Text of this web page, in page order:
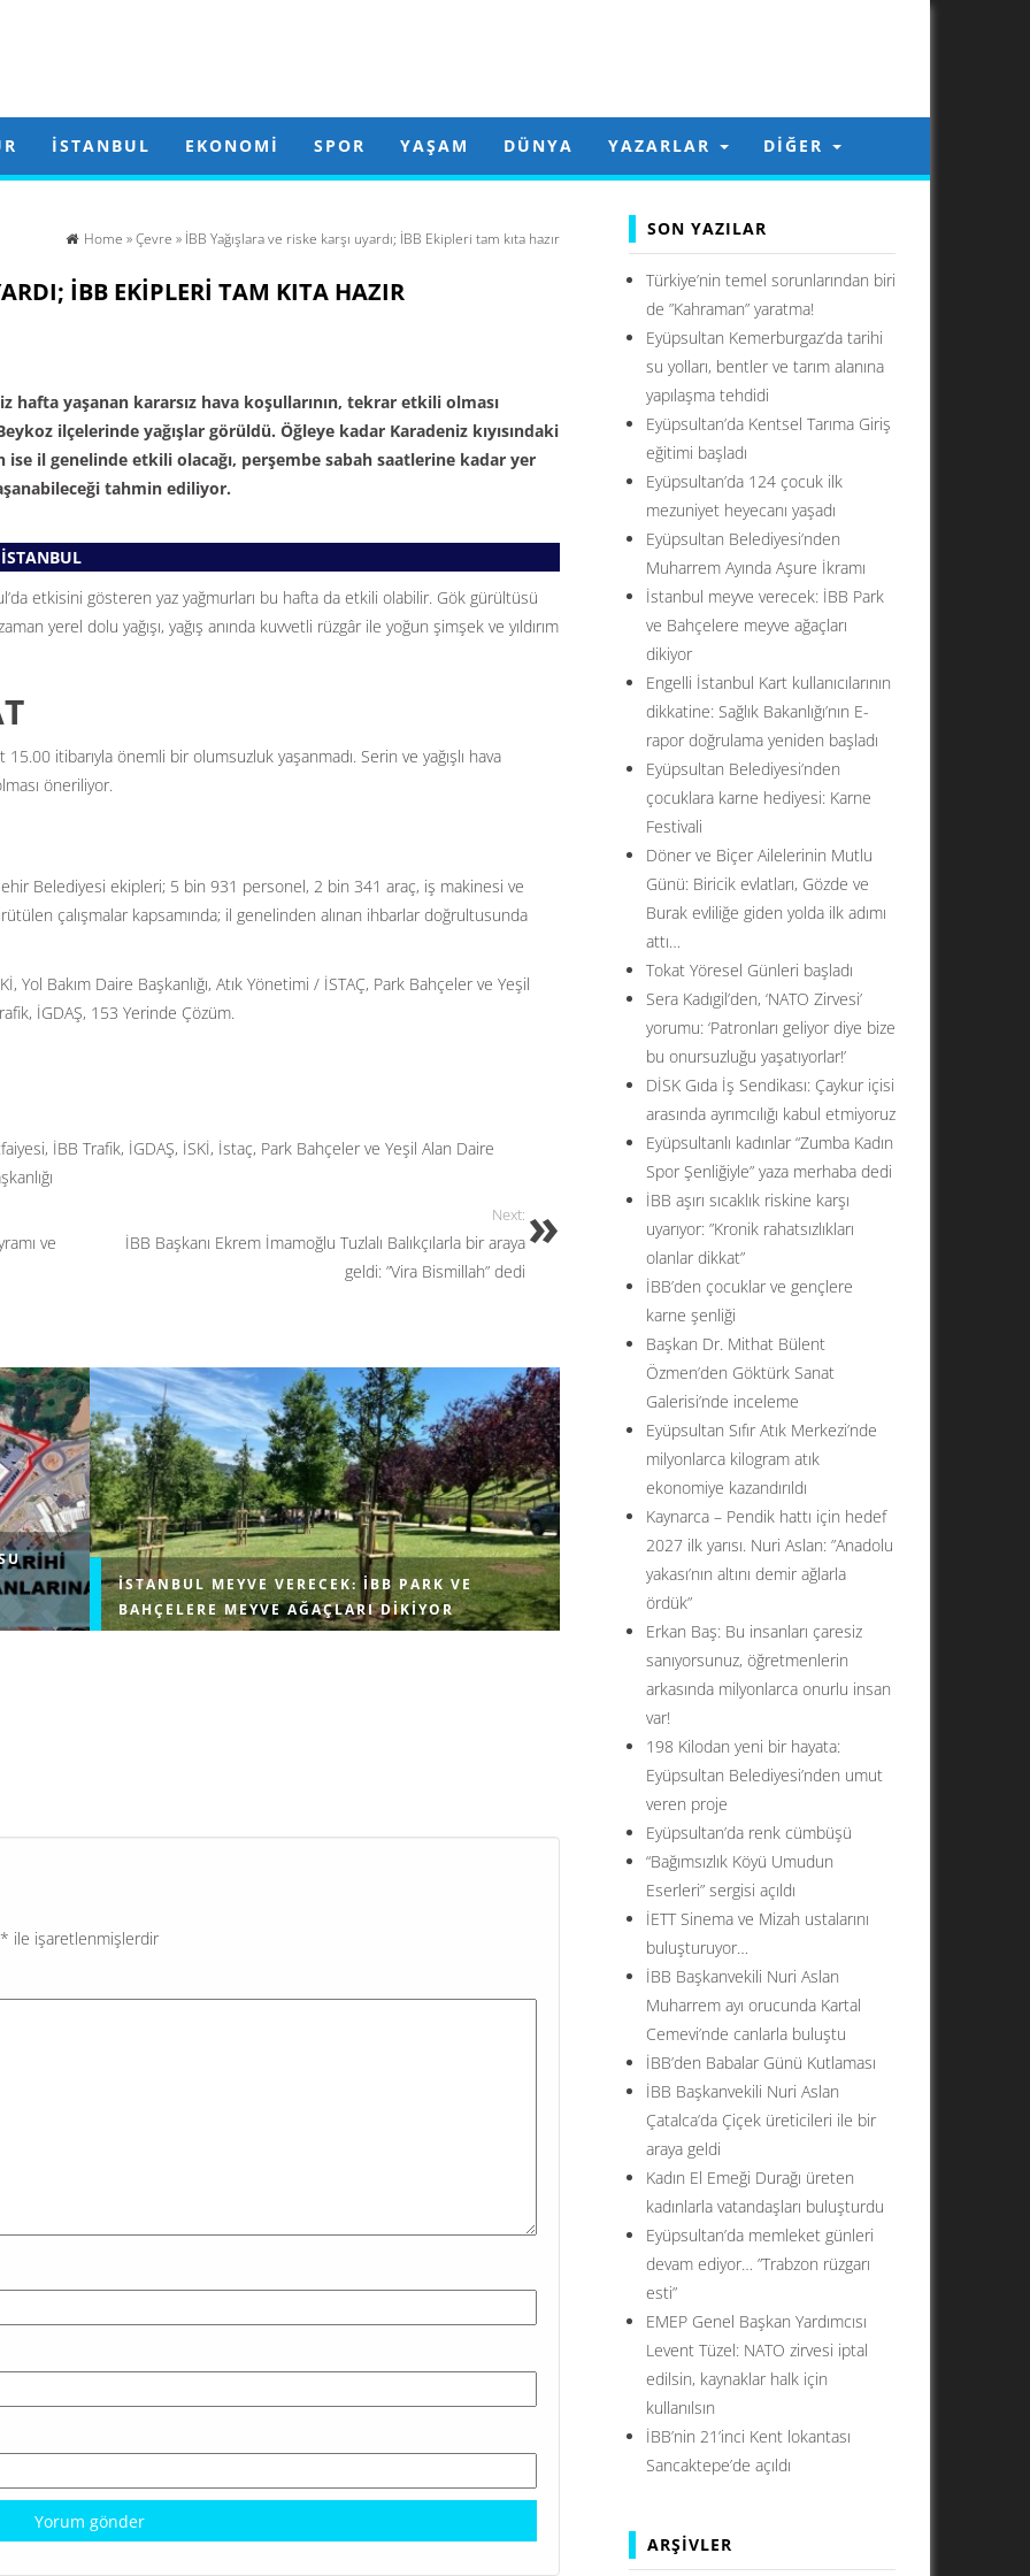
İSTANBUL EKONOMI SPOR YAŞAM DÜNYA YAZARLAR DIĞER
Home »Çevre » İBB Yağışlara ve riske karşı uyardı; İBB Ekipleri tam kıta hazır
İBB EKIPLERI TAM KITA HAZIR
yaşanan kararsız hava koşullarının, tekrar etkili olması
ilçelerinde yağışlar görüldü. Öğleye kadar Karadeniz kıyısındaki
il genelinde etkili olacağı, perşembe sabah saatlerine kadar yer
tahmin ediliyor.
etkisini gösteren yaz yağmurları bu hafta da etkili olabilir. Gök gürültüsü
yerel dolu yağışı, yağış anında kuvvetli rüzgâr ile yoğun şimşek ve yıldırım
itibarıyla önemli bir olumsuzluk yaşanmadı. Serin ve yağışlı hava
öneriliyor.
Belediyesi ekipleri; 5 bin 931 personel, 2 bin 341 araç, iş makinesi ve
çalışmalar kapsamında; il genelinden alınan ihbarlar doğrultusunda
Yol Bakım Daire Başkanlığı, Atık Yönetimi / İSTAÇ, Park Bahçeler ve Yeşil
İGDAŞ, 153 Yerinde Çözüm.
, İBB Trafik, İGDAŞ, İSKİ, İstaç, Park Bahçeler ve Yeşil Alan Daire
ve
Next:
İBB Başkanı Ekrem İmamoğlu Tuzlalı Balıkçılarla bir araya
geldi: ”Vira Bismillah” dedi
İSTANBUL MEYVE VERECEK: İBB PARK VE
BAHÇELERE MEYVE AĞAÇLARI DIKIYOR
* ile işaretlenmişlerdir
SON YAZILAR
Türkiye’nin temel sorunlarından biri
de ”Kahraman” yaratma!
Eyüpsultan Kemerburgaz’da tarihi
su yolları, bentler ve tarım alanına
yapılaşma tehdidi
Eyüpsultan’da Kentsel Tarıma Giriş
eğitimi başladı
Eyüpsultan’da 124 çocuk ilk
mezuniyet heyecanı yaşadı
Eyüpsultan Belediyesi’nden
Muharrem Ayında Aşure İkramı
İstanbul meyve verecek: İBB Park
ve Bahçelere meyve ağaçları
dikiyor
Engelli İstanbul Kart kullanıcılarının
dikkatine: Sağlık Bakanlığı’nın E-
rapor doğrulama yeniden başladı
Eyüpsultan Belediyesi’nden
çocuklara karne hediyesi: Karne
Festivali
Döner ve Biçer Ailelerinin Mutlu
Günü: Biricik evlatları, Gözde ve
Burak evliliğe giden yolda ilk adımı
attı…
Tokat Yöresel Günleri başladı
Sera Kadıgil’den, ‘NATO Zirvesi’
yorumu: ‘Patronları geliyor diye bize
bu onursuzluğu yaşatıyorlar!’
DİSK Gıda İş Sendikası: Çaykur içisi
arasında ayrımcılığı kabul etmiyoruz
Eyüpsultanlı kadınlar “Zumba Kadın
Spor Şenliğiyle” yaza merhaba dedi
İBB aşırı sıcaklık riskine karşı
uyarıyor: ”Kronik rahatsızlıkları
olanlar dikkat”
İBB’den çocuklar ve gençlere
karne şenliği
Başkan Dr. Mithat Bülent
Özmen’den Göktürk Sanat
Galerisi’nde inceleme
Eyüpsultan Sıfır Atık Merkezi’nde
milyonlarca kilogram atık
ekonomiye kazandırıldı
Kaynarca – Pendik hattı için hedef
2027 ilk yarısı. Nuri Aslan: ”Anadolu
yakası’nın altını demir ağlarla
ördük”
Erkan Baş: Bu insanları çaresiz
sanıyorsunuz, öğretmenlerin
arkasında milyonlarca onurlu insan
var!
198 Kilodan yeni bir hayata:
Eyüpsultan Belediyesi’nden umut
veren proje
Eyüpsultan’da renk cümbüşü
“Bağımsızlık Köyü Umudun
Eserleri” sergisi açıldı
İETT Sinema ve Mizah ustalarını
buluşturuyor…
İBB Başkanvekili Nuri Aslan
Muharrem ayı orucunda Kartal
Cemevi’nde canlarla buluştu
İBB’den Babalar Günü Kutlaması
İBB Başkanvekili Nuri Aslan
Çatalca’da Çiçek üreticileri ile bir
araya geldi
Kadın El Emeği Durağı üreten
kadınlarla vatandaşları buluşturdu
Eyüpsultan’da memleket günleri
devam ediyor… ”Trabzon rüzgarı
esti”
EMEP Genel Başkan Yardımcısı
Levent Tüzel: NATO zirvesi iptal
edilsin, kaynaklar halk için
kullanılsın
İBB’nin 21’inci Kent lokantası
Sancaktepe’de açıldı
ARŞIVLER